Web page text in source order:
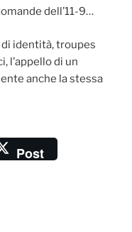
dell’11-9…
identità, troupes
l’appello di un
anche la stessa
Post